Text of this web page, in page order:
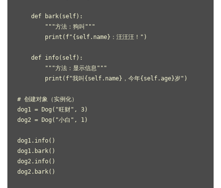
    def bark(self):
        """方法：狗叫"""
        print(f"{self.name}：汪汪汪！")
    def info(self):
        """方法：显示信息"""
        print(f"我叫{self.name}，今年{self.age}岁")
# 创建对象（实例化）
dog1 = Dog("旺财", 3)
dog2 = Dog("小白", 1)
dog1.info()
dog1.bark()
dog2.info()
dog2.bark()